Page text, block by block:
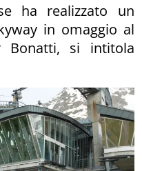
ha realizzato un
in omaggio al
Bonatti, si intitola